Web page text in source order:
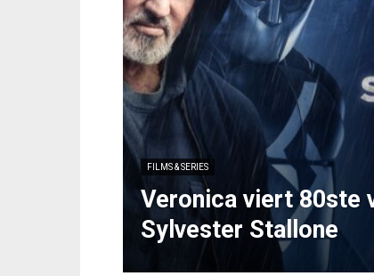
FILMS & SERIES
Veronica viert 80ste
Sylvester Stallone